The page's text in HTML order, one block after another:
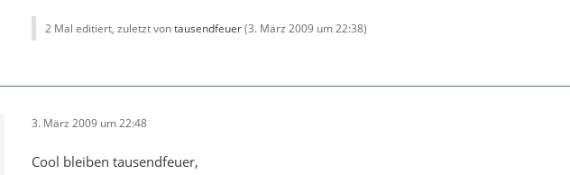
2 Mal editiert, zuletzt vontausendfeuer(3. März 2009 um 22:38)
3. März 2009 um 22:48
Cool bleiben tausendfeuer,